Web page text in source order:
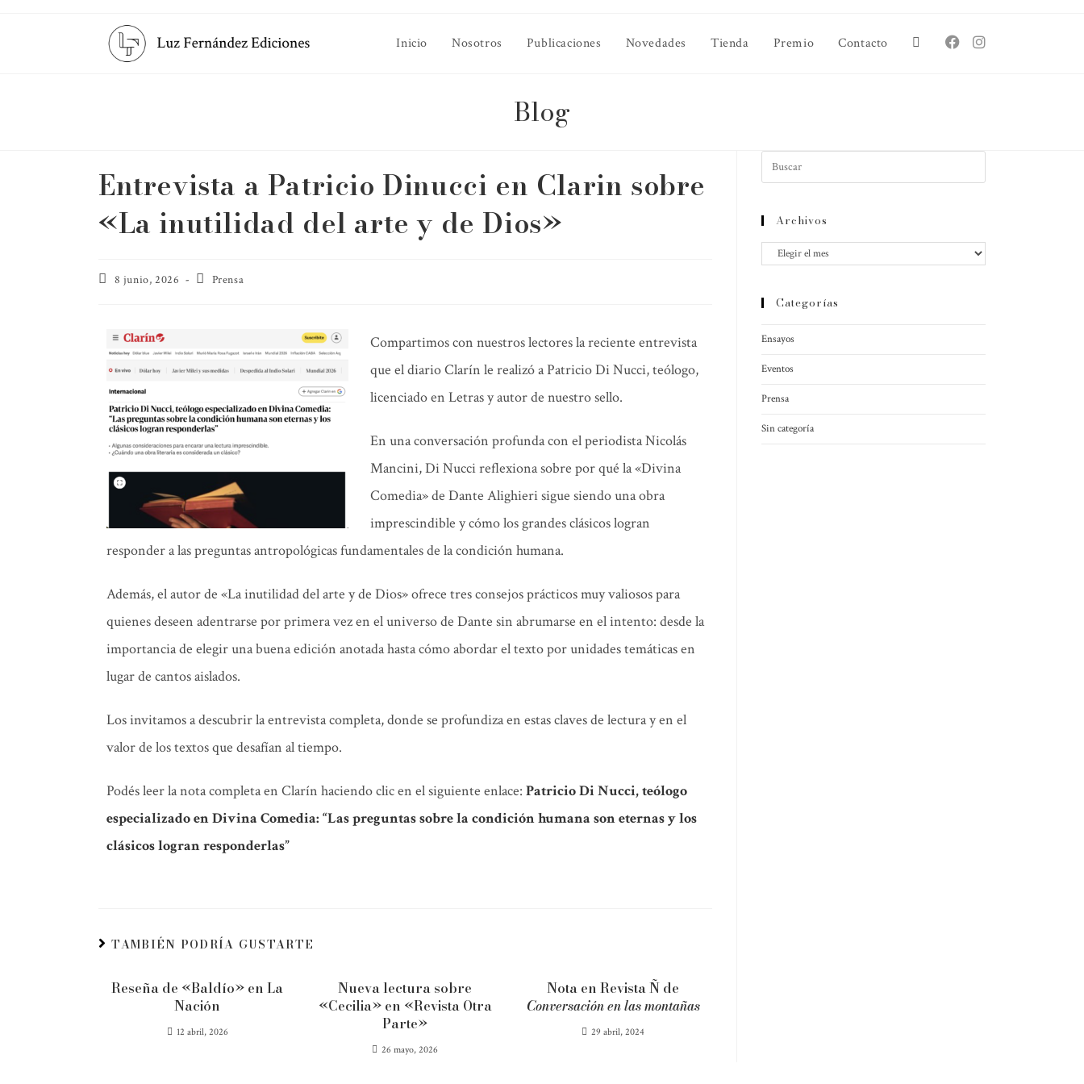
Inicio Nosotros Publicaciones Novedades Tienda Premio Contacto
Blog
Entrevista a Patricio Dinucci en Clarin sobre
«La inutilidad del arte y de Dios»
8 junio, 2026 Prensa
Compartimos con nuestros lectores la reciente entrevista
que el diario Clarín le realizó a Patricio Di Nucci, teólogo,
licenciado en Letras y autor de nuestro sello.
En una conversación profunda con el periodista Nicolás
Mancini, Di Nucci reflexiona sobre por qué la «Divina
Comedia» de Dante Alighieri sigue siendo una obra
imprescindible y cómo los grandes clásicos logran
responder a las preguntas antropológicas fundamentales de la condición humana.
Además, el autor de «La inutilidad del arte y de Dios» ofrece tres consejos prácticos muy valiosos para
quienes deseen adentrarse por primera vez en el universo de Dante sin abrumarse en el intento: desde la
importancia de elegir una buena edición anotada hasta cómo abordar el texto por unidades temáticas en
lugar de cantos aislados.
Los invitamos a descubrir la entrevista completa, donde se profundiza en estas claves de lectura y en el
valor de los textos que desafían al tiempo.
Podés leer la nota completa en Clarín haciendo clic en el siguiente enlace: Patricio Di Nucci, teólogo
especializado en Divina Comedia: “Las preguntas sobre la condición humana son eternas y los
clásicos logran responderlas”
TAMBIÉN PODRÍA GUSTARTE
Reseña de «Baldío» en La
Nación
12 abril, 2026
Nueva lectura sobre
«Cecilia» en «Revista Otra
Parte»
26 mayo, 2026
Nota en Revista Ñ de
Conversación en las montañas
29 abril, 2024
Archivos
Categorías
Ensayos
Eventos
Prensa
Sin categoría